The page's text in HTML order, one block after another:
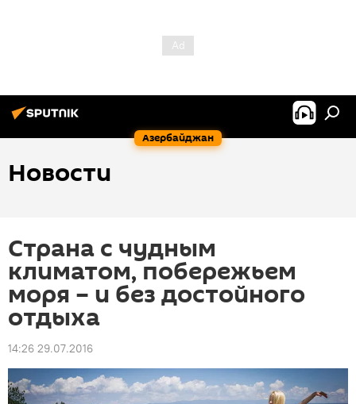
Азербайджан
Новости
Страна с чудным
климатом, побережьем
моря – и без достойного
отдыха
14:26 29.07.2016